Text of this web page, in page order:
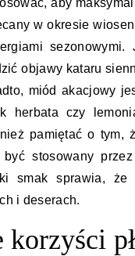
aby
w okresie
sezonowymi.
objawy kataru
miód akacjowy
herbata czy
pamiętać o tym,
stosowany
smak sprawia,
i deserach.
korzyści